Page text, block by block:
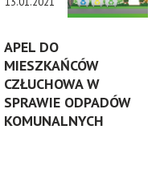
APEL DO
MIESZKAŃCÓW
CZŁUCHOWA W
SPRAWIE ODPADÓW
KOMUNALNYCH